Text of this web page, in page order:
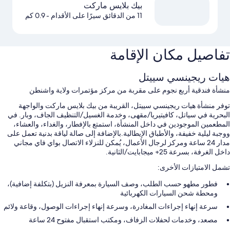
بيك بلايس ماركت
11 من الدقائق سيرًا على الأقدام - 0.9 كم
تفاصيل مكان الإقامة
هيات ريجينسي سييتل
منشأة فندقية أربع نجوم على مقربة من مركز مؤتمرات ولاية واشنطن
توفر منشأة هيات ريجينسي سييتل، القريبة من بيك بلايس ماركت والواجهة
البحرية في سياتل، كافيتيريا/مقهى، وخدمة الغسيل/التنظيف الجاف، وبار. في
المطعمين الموجودين في داخل المنشأة، استمتع بالإفطار، والغداء، والعشاء،
ووجبة ليلية خفيفة، والأطباق الإيطالية.بالإضافة إلى صالة لياقة بدنية تعمل على
مدار 24 ساعة ومركز لرجال الأعمال، يُمكن للنزلاء الاتصال بواي فاي مجاني
داخل الغرفة، بسرعة 25+ ميجابايت/الثانية.
تشمل الامتيازات الأخرى:
فطور مطهو حسب الطلب، وصف السيارة بمعرفة النزيل (بتكلفة إضافية)،
ومحطة شحن السيارات الكهربائية
سرعة إنهاء إجراءات المغادرة، وسرعة إنهاء إجراءات الوصول، وقاعة ولائم
مصعد، وخدمات لحفلات الزفاف، ومكتب استقبال مفتوح 24 ساعة